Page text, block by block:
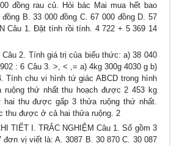
đồng rau củ. Hỏi bác Mai mua hết bao
B. 33 000 đồng C. 67 000 đồng D. 57
Câu 1. Đặt tính rồi tính. 4 722 + 5 369 14
2. Tính giá trị của biểu thức: a) 38 040
: 6 Câu 3. >, < ,= a) 4kg 300g 4030 g b)
Tính chu vi hình tứ giác ABCD trong hình
ruộng thứ nhất thu hoạch được 2 453 kg
hai thu được gấp 3 thửa ruộng thứ nhất.
thu được ở cả hai thửa ruộng. 2
TIẾT I. TRẮC NGHIỆM Câu 1. Số gồm 3
đơn vị viết là: A. 3087 B. 30 870 C. 30 087